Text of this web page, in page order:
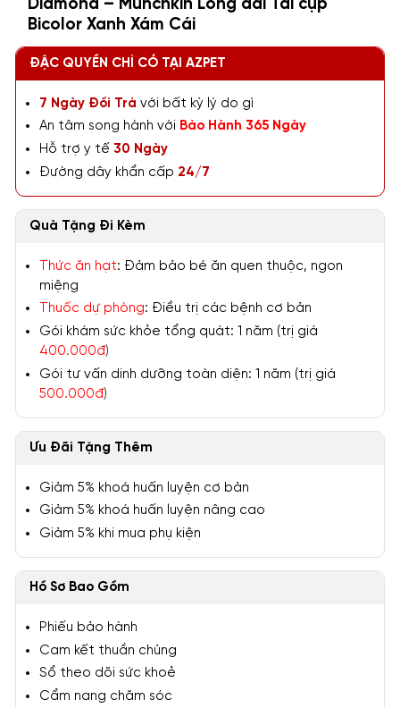
Diamond – Munchkin Lông dài Tai cụp
Bicolor Xanh Xám Cái
ĐẶC QUYỀN CHỈ CÓ TẠI AZPET
7 Ngày Đổi Trả với bất kỳ lý do gì
An tâm song hành với Bảo Hành 365 Ngày
Hỗ trợ y tế 30 Ngày
Đường dây khẩn cấp 24/7
Quà Tặng Đi Kèm
Thức ăn hạt: Đảm bảo bé ăn quen thuộc, ngon
miệng
Thuốc dự phòng: Điều trị các bệnh cơ bản
Gói khám sức khỏe tổng quát: 1 năm (trị giá
400.000đ)
Gói tư vấn dinh dưỡng toàn diện: 1 năm (trị giá
500.000đ)
Ưu Đãi Tặng Thêm
Giảm 5% khoá huấn luyện cơ bản
Giảm 5% khoá huấn luyện nâng cao
Giảm 5% khi mua phụ kiện
Hồ Sơ Bao Gồm
Phiếu bảo hành
Cam kết thuần chủng
Sổ theo dõi sức khoẻ
Cẩm nang chăm sóc